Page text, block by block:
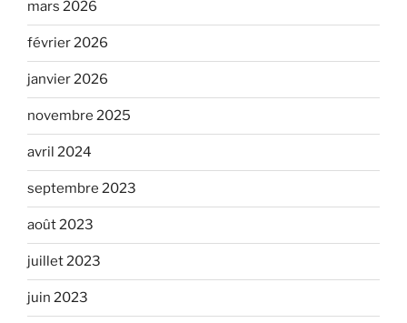
mars 2026
février 2026
janvier 2026
novembre 2025
avril 2024
septembre 2023
août 2023
juillet 2023
juin 2023